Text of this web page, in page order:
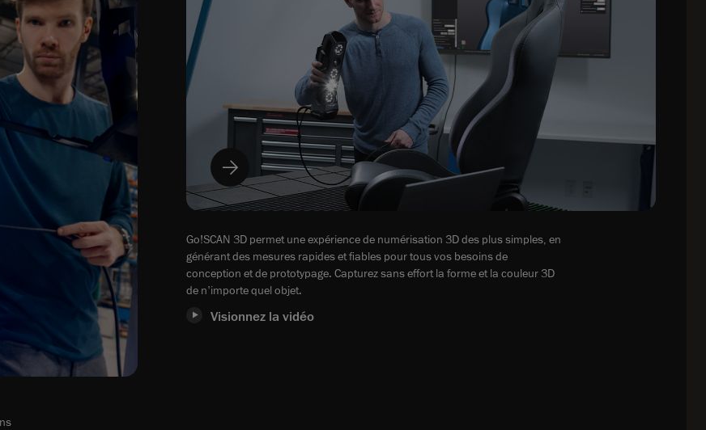
Go!SCAN 3D permet une expérience de numérisation 3D des plus simples, en
générant des mesures rapides et fiables pour tous vos besoins de
conception et de prototypage. Capturez sans effort la forme et la couleur 3D
de n'importe quel objet.
Visionnez la vidéo